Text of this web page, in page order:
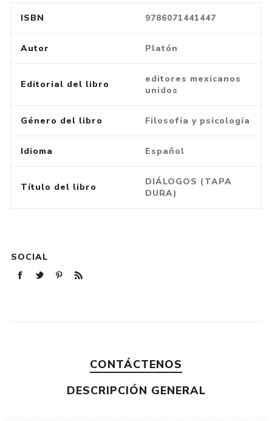
ISBN 9786071441447
Autor Platón
Editorial del libro
editores mexicanos
unidos
Género del libro Filosofía y psicología
Idioma Español
Título del libro
DIÁLOGOS (TAPA
DURA)
SOCIAL
CONTÁCTENOS
DESCRIPCIÓN GENERAL